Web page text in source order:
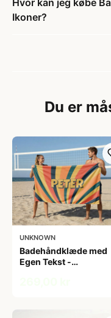
Hvor kan jeg købe
Ikoner?
Du er
UNKNOWN
Badehåndklæde med
Egen Tekst -